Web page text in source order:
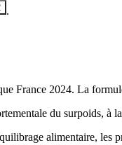
.
2024. La
du surpoids, à
alimentaire, les